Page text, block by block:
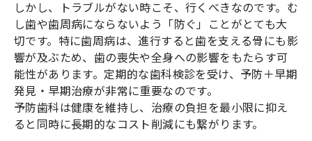
しかし、トラブルがない時こそ、行くべきなのです。む
し歯や歯周病にならないよう「防ぐ」ことがとても大
切です。特に歯周病は、進行すると歯を支える骨にも影
響が及ぶため、歯の喪失や全身への影響をもたらす可
能性があります。定期的な歯科検診を受け、予防＋早期
発見・早期治療が非常に重要なのです。
予防歯科は健康を維持し、治療の負担を最小限に抑え
ると同時に長期的なコスト削減にも繋がります。